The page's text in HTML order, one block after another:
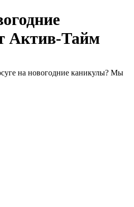
Актив-Тайм
на новогодние каникулы? Мы